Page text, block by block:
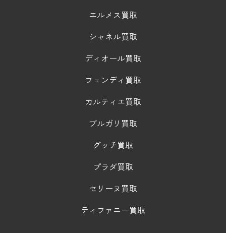
エルメス買取
シャネル買取
ディオール買取
フェンディ買取
カルティエ買取
ブルガリ買取
グッチ買取
プラダ買取
セリーヌ買取
ティファニー買取